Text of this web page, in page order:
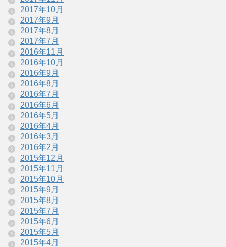
2017年10月
2017年9月
2017年8月
2017年7月
2016年11月
2016年10月
2016年9月
2016年8月
2016年7月
2016年6月
2016年5月
2016年4月
2016年3月
2016年2月
2015年12月
2015年11月
2015年10月
2015年9月
2015年8月
2015年7月
2015年6月
2015年5月
2015年4月